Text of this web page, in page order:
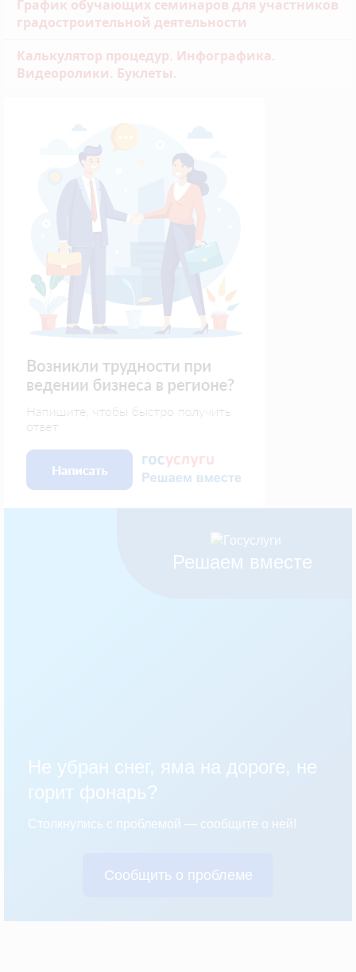
График обучающих семинаров для участников
градостроительной деятельности
Калькулятор процедур. Инфографика.
Видеоролики. Буклеты.
Решаем вместе
Не убран снег, яма на дороге, не
горит фонарь?
Столкнулись с проблемой — сообщите о ней!
Сообщить о проблеме